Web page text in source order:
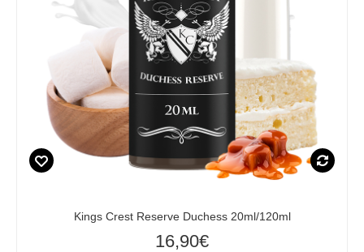
Kings Crest Reserve Duchess 20ml/120ml
16,90€